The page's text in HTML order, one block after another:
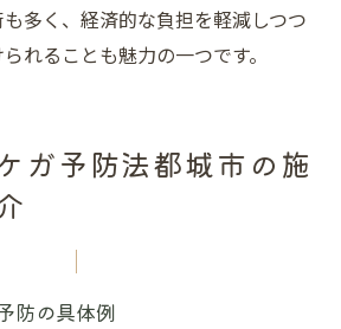
多く、経済的な負担を軽減しつつ
れることも魅力の一つです。
ガ予防法都城市の施
防の具体例